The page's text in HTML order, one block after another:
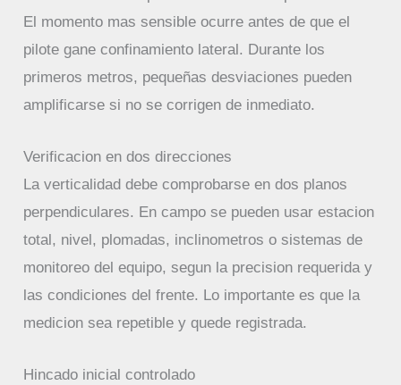
El momento mas sensible ocurre antes de que el
pilote gane confinamiento lateral. Durante los
primeros metros, pequeñas desviaciones pueden
amplificarse si no se corrigen de inmediato.
Verificacion en dos direcciones
La verticalidad debe comprobarse en dos planos
perpendiculares. En campo se pueden usar estacion
total, nivel, plomadas, inclinometros o sistemas de
monitoreo del equipo, segun la precision requerida y
las condiciones del frente. Lo importante es que la
medicion sea repetible y quede registrada.
Hincado inicial controlado